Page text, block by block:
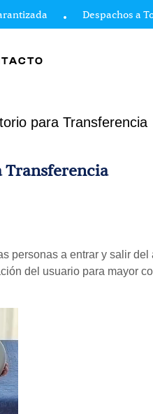
Despachos a Todo
para Transferencia
Transferencia
personas a entrar y salir
del usuario para mayor